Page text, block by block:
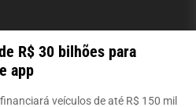
R$ 30 bilhões para
app
veículos de até R$ 150 mil